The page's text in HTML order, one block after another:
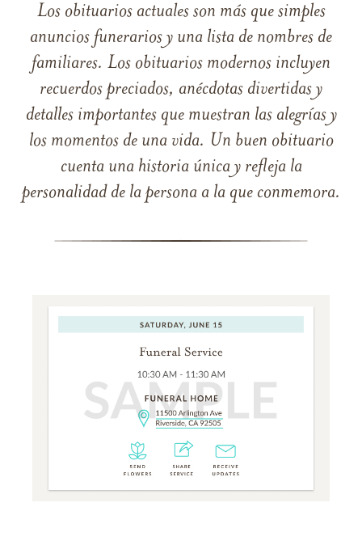
Los obituarios actuales son más que simples
anuncios funerarios y una lista de nombres de
familiares. Los obituarios modernos incluyen
recuerdos preciados, anécdotas divertidas y
detalles importantes que muestran las alegrías y
los momentos de una vida. Un buen obituario
cuenta una historia única y refleja la
personalidad de la persona a la que conmemora.